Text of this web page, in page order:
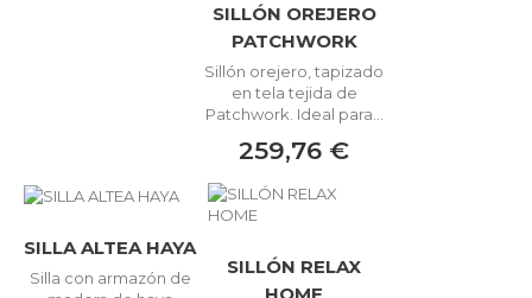
SILLÓN OREJERO
PATCHWORK
Sillón orejero, tapizado
en tela tejida de
Patchwork. Ideal para...
259,76 €
SILLA ALTEA HAYA
Silla con armazón de
SILLÓN RELAX